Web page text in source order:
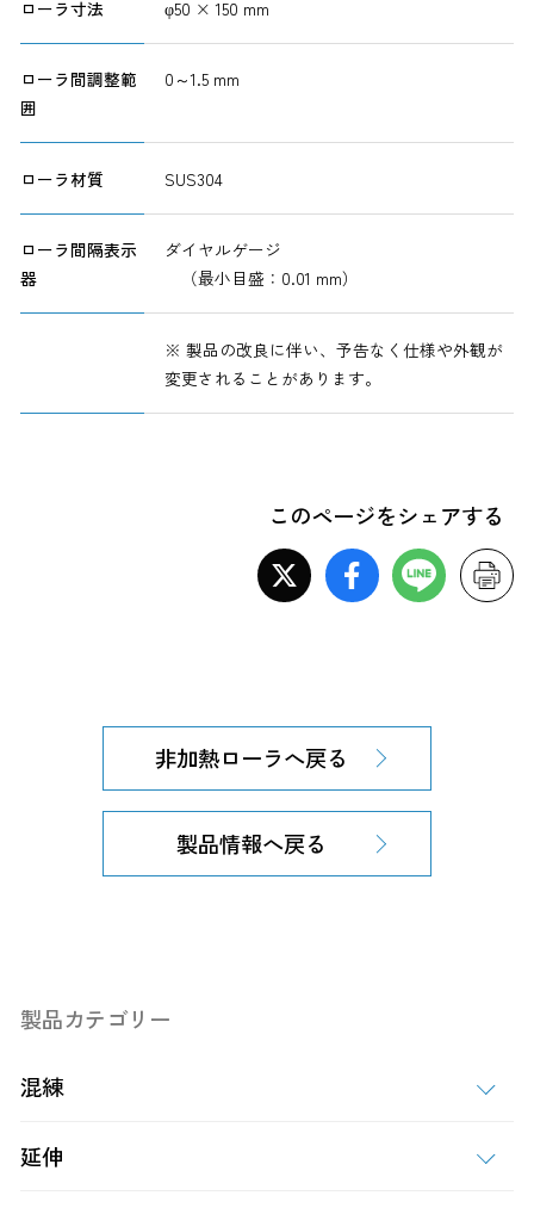
ローラ寸法 φ50 × 150 mm
ローラ間調整範
囲
0～1.5 mm
ローラ材質 SUS304
ローラ間隔表示
器
ダイヤルゲージ
（最小目盛：0.01 mm）
※ 製品の改良に伴い、予告なく仕様や外観が
変更されることがあります。
このページをシェアする
非加熱ローラへ戻る
製品情報へ戻る
製品カテゴリー
混練
延伸